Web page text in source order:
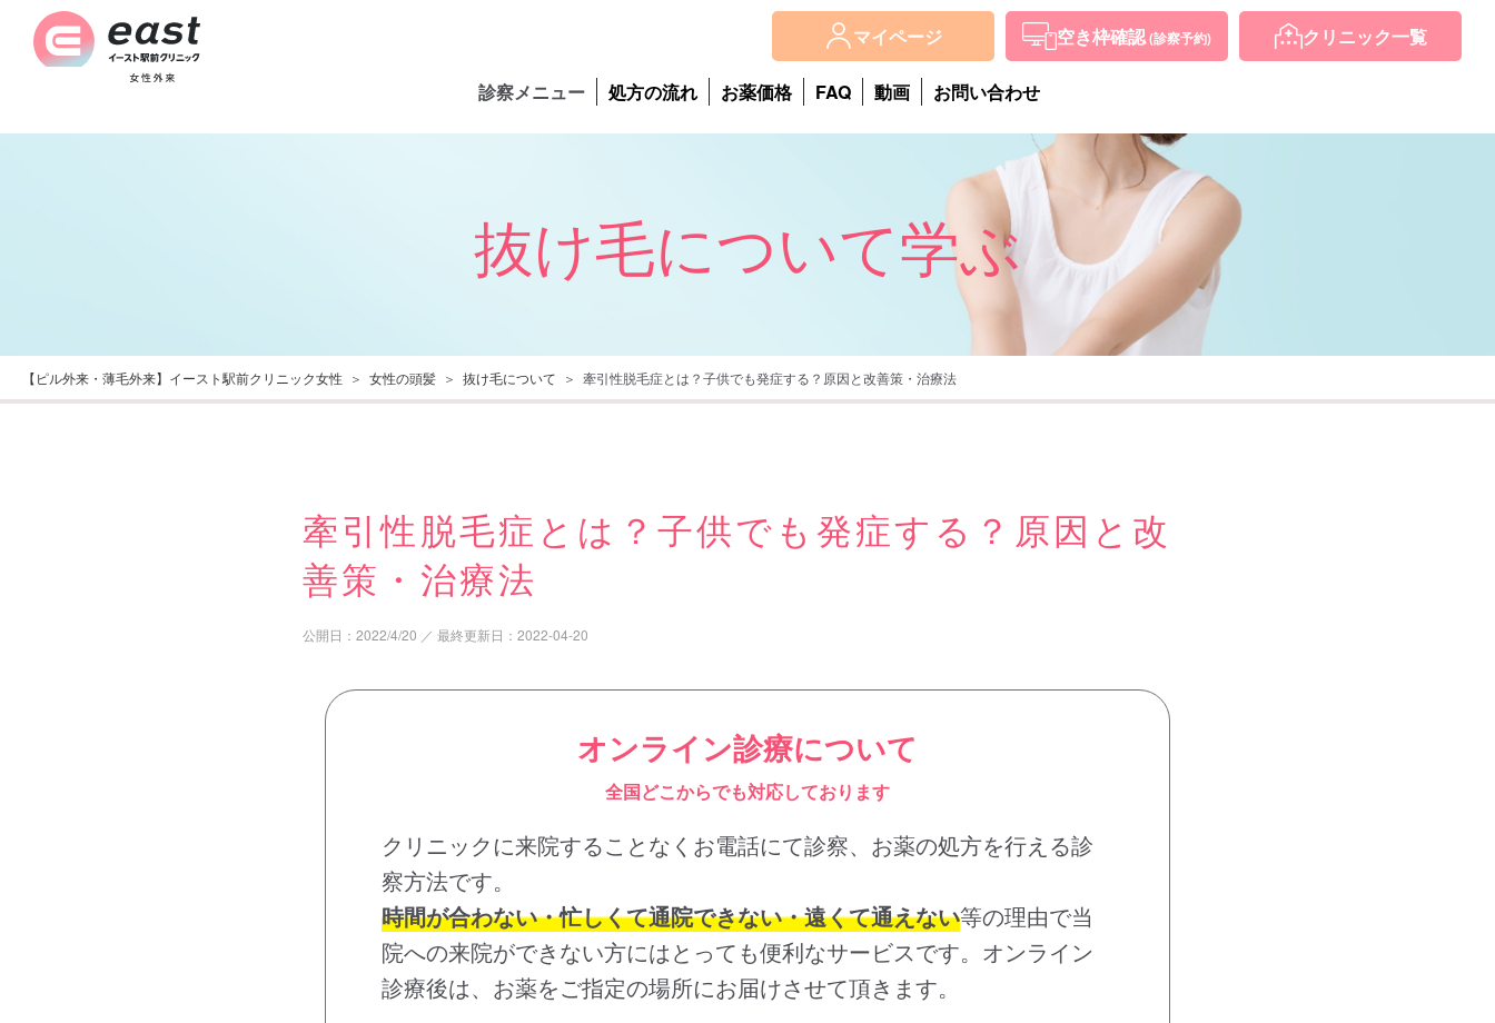
マイページ 空き枠確認(診察予約) クリニック一覧
診察メニュー 処方の流れ お薬価格 FAQ 動画 お問い合わせ
抜け毛について学ぶ
【ピル外来・薄毛外来】イースト駅前クリニック女性 女性の頭髪 抜け毛について 牽引性脱毛症とは？子供でも発症する？原因と改善策・治療法
牽引性脱毛症とは？子供でも発症する？原因と改
善策・治療法
公開日： 2022/4/20 ／ 最終更新日： 2022-04-20
オンライン診療について
全国どこからでも対応しております
クリニックに来院することなくお電話にて診察、お薬の処方を行える診
察方法です。
時間が合わない・忙しくて通院できない・遠くて通えない等の理由で当
院への来院ができない方にはとっても便利なサービスです。オンライン
診療後は、お薬をご指定の場所にお届けさせて頂きます。